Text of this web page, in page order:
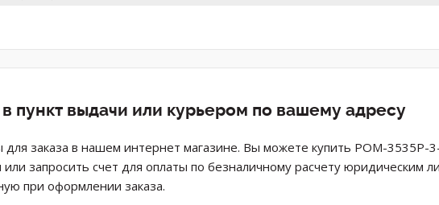
пункт выдачи или курьером по вашему адресу
заказа в нашем интернет магазине. Вы можете купить POM-3535P-
запросить счет для оплаты по безналичному расчету юридическим
при оформлении заказа.